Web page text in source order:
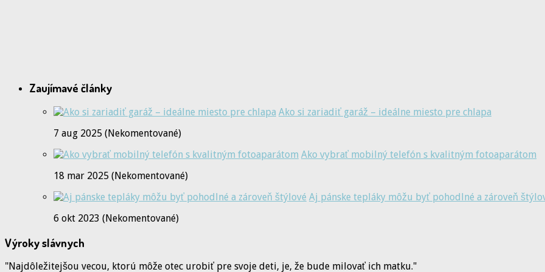
Zaujímavé články
Ako si zariadiť garáž – ideálne miesto pre chlapa
7 aug 2025 (Nekomentované)
Ako vybrať mobilný telefón s kvalitným fotoaparátom
18 mar 2025 (Nekomentované)
Aj pánske tepláky môžu byť pohodlné a zároveň
6 okt 2023 (Nekomentované)
Výroky slávnych
"Najdôležitejšou vecou, ktorú môže otec urobiť pre svoje deti, je, že bude milovať ich matku."